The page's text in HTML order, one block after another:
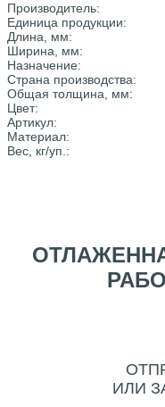
Производитель:
Единица продукции:
Длина, мм:
Ширина, мм:
Назначение:
Страна производства:
Общая толщина, мм:
Цвет:
Артикул:
Материал:
Вес, кг/уп.:
ИЛИ